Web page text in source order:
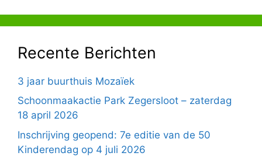
Recente Berichten
3 jaar buurthuis Mozaïek
Schoonmaakactie Park Zegersloot – zaterdag
18 april 2026
Inschrijving geopend: 7e editie van de 50
Kinderendag op 4 juli 2026